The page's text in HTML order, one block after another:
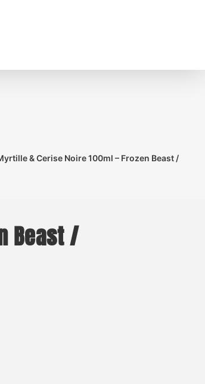
& Cerise Noire 100ml – Frozen Beast /
Beast /